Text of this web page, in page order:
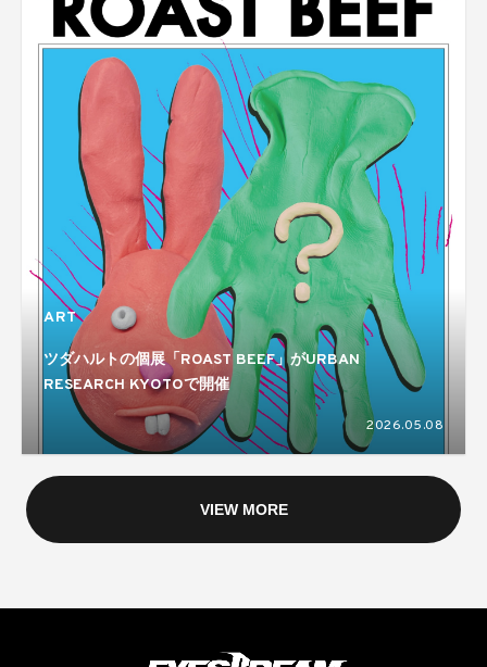
ART
ツダハルトの個展「ROAST BEEF」がURBAN
RESEARCH KYOTOで開催
2026.05.08
VIEW MORE